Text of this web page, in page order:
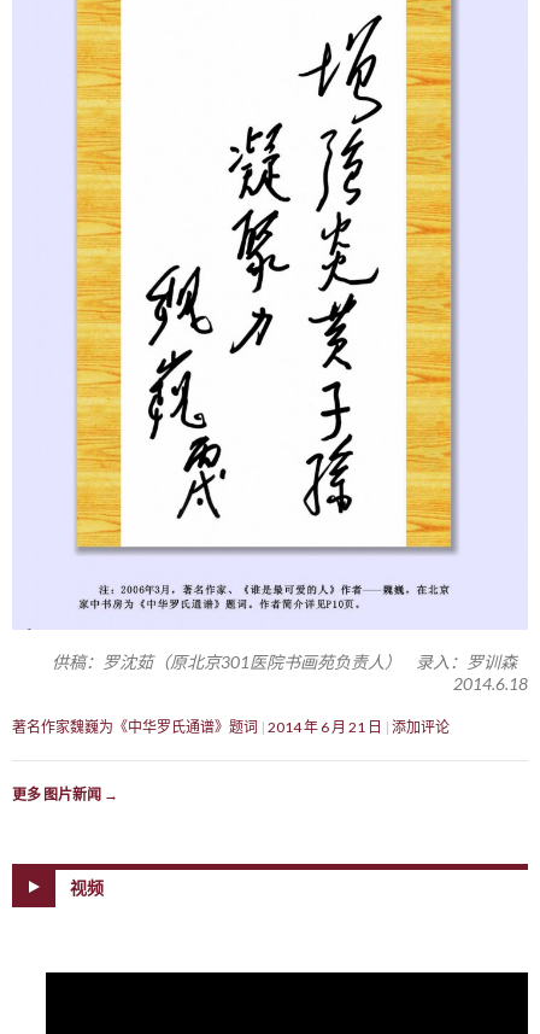
供稿：罗沈茹（原北京301医院书画苑负责人） 录入：罗训森
2014.6.18
著名作家魏巍为《中华罗氏通谱》题词 2014 年 6 月 21 日 添加评论
更多 图片新闻 →
视频